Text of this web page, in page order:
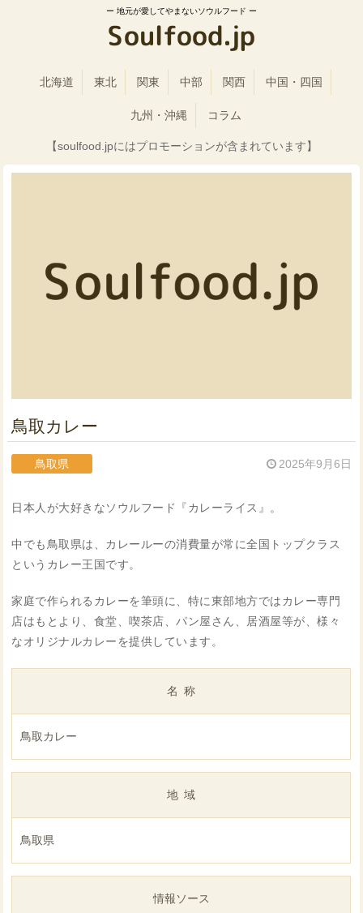
地元が愛してやまないソウルフード
北海道 東北 関東 中部 関西 中国・四国
九州・沖縄 コラム
【soulfood.jpにはプロモーションが含まれています】
鳥取カレー
鳥取県 2025年9月6日
日本人が大好きなソウルフード『カレーライス』。
中でも鳥取県は、カレールーの消費量が常に全国トップクラス
というカレー王国です。
家庭で作られるカレーを筆頭に、特に東部地方ではカレー専門
店はもとより、食堂、喫茶店、パン屋さん、居酒屋等が、様々
なオリジナルカレーを提供しています。
名称
鳥取カレー
地域
鳥取県
情報ソース